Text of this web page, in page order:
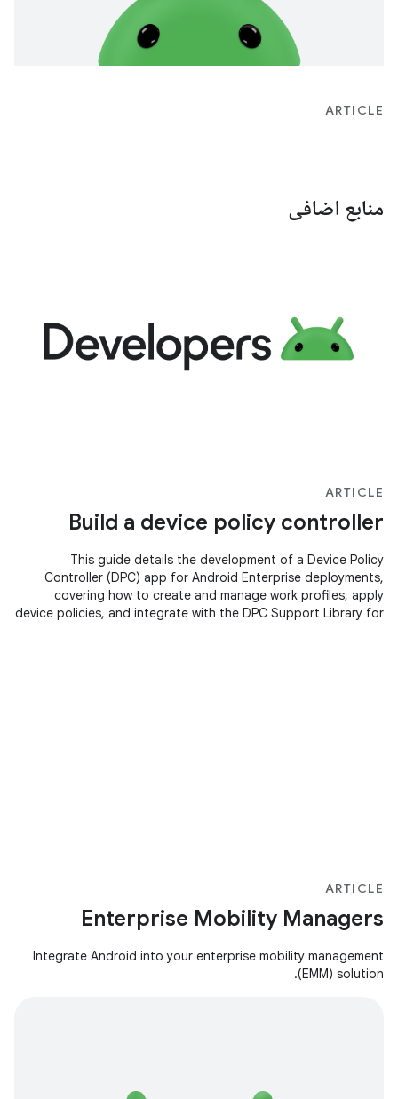
ARTICLE
منابع اضافی
ARTICLE
Build a device policy controller
This guide details the development of a Device Policy
Controller (DPC) app for Android Enterprise deployments,
covering how to create and manage work profiles, apply
device policies, and integrate with the DPC Support Library for
ARTICLE
Enterprise Mobility Managers
Integrate Android into your enterprise mobility management
(EMM) solution.